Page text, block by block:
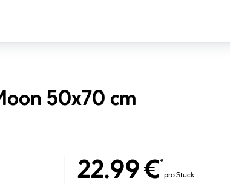
50x70 cm
22.99 €*
pro Stück